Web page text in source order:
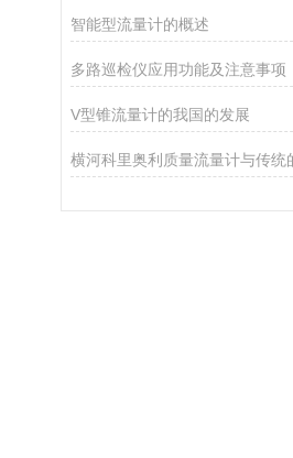
智能型流量计的概述
多路巡检仪应用功能及注意事项
V型锥流量计的我国的发展